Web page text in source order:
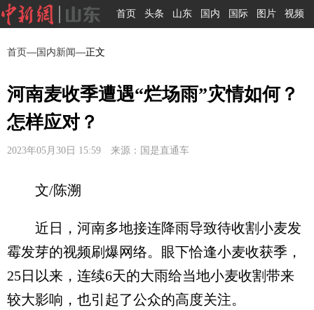
首页 头条 山东 国内 国际 图片 视频
首页— 国内新闻—正文
河南麦收季遭遇“烂场雨”灾情如何？
怎样应对？
2023年05月30日 15:59 来源：国是直通车
文/陈溯
近日，河南多地接连降雨导致待收割小麦发
霉发芽的视频刷爆网络。眼下恰逢小麦收获季，
25日以来，连续6天的大雨给当地小麦收割带来
较大影响，也引起了公众的高度关注。